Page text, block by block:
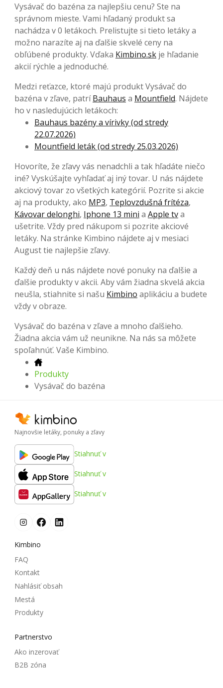
Vysávač do bazéna za najlepšiu cenu? Ste na
správnom mieste. Vami hľadaný produkt sa
nachádza v 0 letákoch. Prelistujte si tieto letáky a
možno narazíte aj na ďalšie skvelé ceny na
obľúbené produkty. Vďaka Kimbino.sk je hľadanie
akcií rýchle a jednoduché.
Medzi reťazce, ktoré majú produkt Vysávač do
bazéna v zľave, patríBauhaus a Mountfield. Nájdete
ho v nasledujúcich letákoch:
Bauhaus bazény a vírivky (od stredy
22.07.2026)
Mountfield leták (od stredy 25.03.2026)
Hovoríte, že zľavy vás nenadchli a tak hľadáte niečo
iné? Vyskúšajte vyhľadať aj iný tovar. U nás nájdete
akciový tovar zo všetkých kategórií. Pozrite si akcie
aj na produkty, ako MP3, Teplovzdušná frítéza,
Kávovar delonghi, Iphone 13 mini a Apple tva
ušetrite. Vždy pred nákupom si pozrite akciové
letáky. Na stránke Kimbino nájdete aj v mesiaci
August tie najlepšie zľavy.
Každý deň u nás nájdete nové ponuky na ďalšie a
ďalšie produkty v akcii. Aby vám žiadna skvelá akcia
neušla, stiahnite si našu Kimbino aplikáciu a budete
vždy v obraze.
Vysávač do bazéna v zľave a mnoho ďalšieho.
Žiadna akcia vám už neunikne. Na nás sa môžete
spoľahnúť. Vaše Kimbino.
Produkty
Vysávač do bazéna
Najnovšie letáky, ponuky a zľavy
Stiahnuť v
Stiahnuť v
Stiahnuť v
Kimbino
FAQ
Kontakt
Nahlásiť obsah
Mestá
Produkty
Partnerstvo
Ako inzerovať
B2B zóna